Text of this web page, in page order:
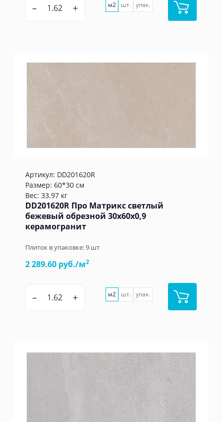
– + м2 шт. упак.
Артикул: DD201620R
Размер: 60*30 см
Вес: 33.97 кг
DD201620R Про Матрикс светлый
бежевый обрезной 30x60x0,9
керамогранит
Плиток в упаковке:9 шт
2 289.60 руб./м2
– + м2 шт. упак.